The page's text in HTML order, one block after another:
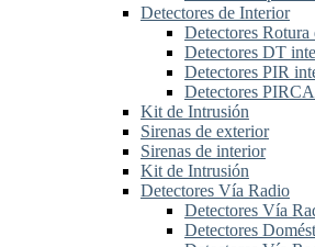
Detectores de Interior
Detectores Rotura
Detectores DT
Detectores PIR
Detectores
Kit de Intrusión
Sirenas de exterior
Sirenas de interior
Kit de Intrusión
Detectores Vía Radio
Detectores Vía
Detectores